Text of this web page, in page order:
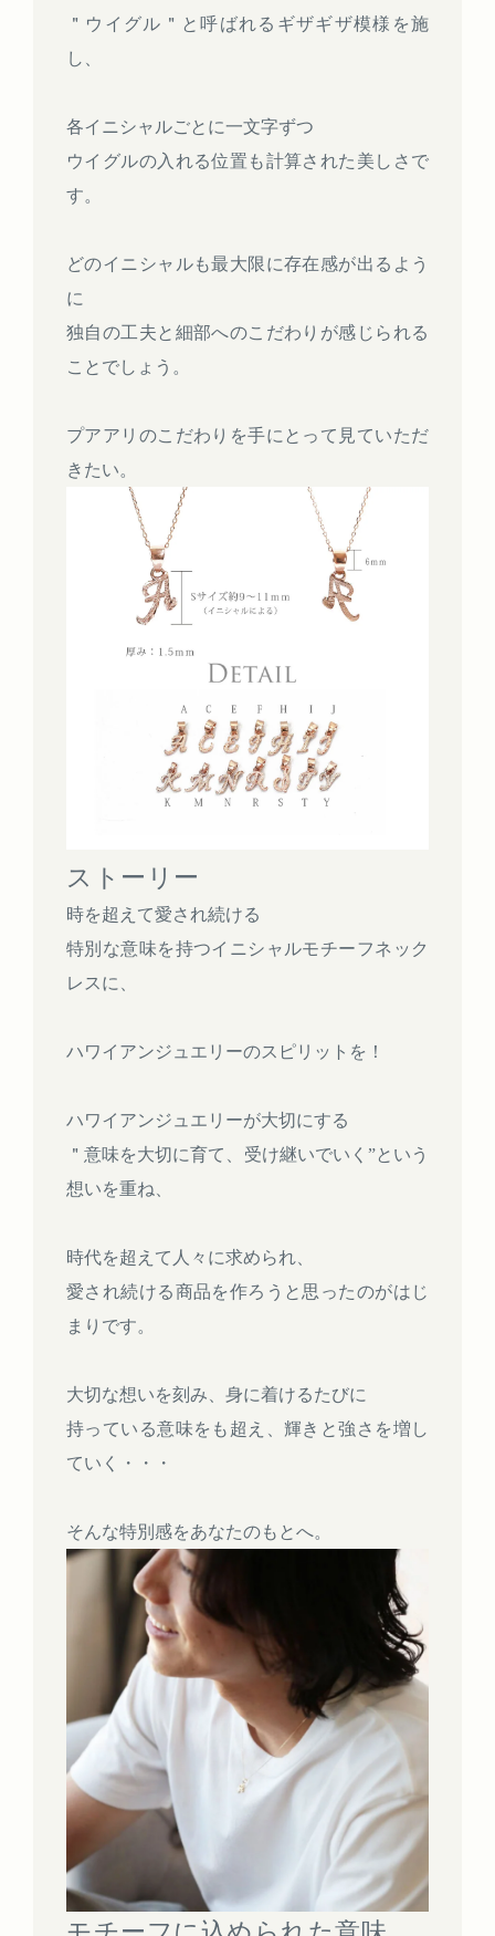
＂ウイグル＂と呼ばれるギザギザ模様を施
し、
各イニシャルごとに一文字ずつ
ウイグルの入れる位置も計算された美しさで
す。
どのイニシャルも最大限に存在感が出るよう
に
独自の工夫と細部へのこだわりが感じられる
ことでしょう。
プアアリのこだわりを手にとって見ていただ
きたい。
ストーリー
時を超えて愛され続ける
特別な意味を持つイニシャルモチーフネック
レスに、
ハワイアンジュエリーのスピリットを！
ハワイアンジュエリーが大切にする
＂意味を大切に育て、受け継いでいく”という
想いを重ね、
時代を超えて人々に求められ、
愛され続ける商品を作ろうと思ったのがはじ
まりです。
大切な想いを刻み、身に着けるたびに
持っている意味をも超え、輝きと強さを増し
ていく・・・
そんな特別感をあなたのもとへ。